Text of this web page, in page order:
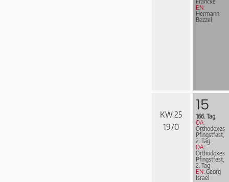
EN:
Hermann
Bezzel
KW 25
1970
15
166. Tag
OA:
Orthodoxes
Pfingstfest,
2. Tag
OA:
Orthodoxes
Pfingstfest,
2. Tag
EN: Georg
Israel